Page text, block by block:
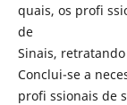
quais, os profi
de
Sinais,
Conclui-se a
profi ssionais de